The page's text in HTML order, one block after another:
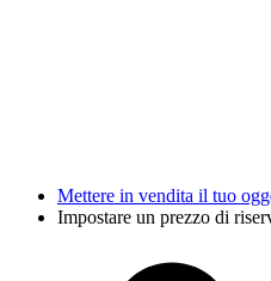
Mettere in vendita il tuo
Impostare un prezzo di